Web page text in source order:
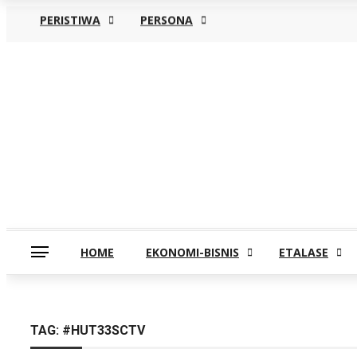
HOME EKONOMI-BISNIS ETALASE
PERISTIWA PERSONA
TAG: #HUT33SCTV